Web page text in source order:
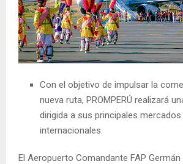
Con el objetivo de impulsar la
nueva ruta, PROMPERÚ realizará
dirigida a sus principales
internacionales.
El Aeropuerto Comandante FAP